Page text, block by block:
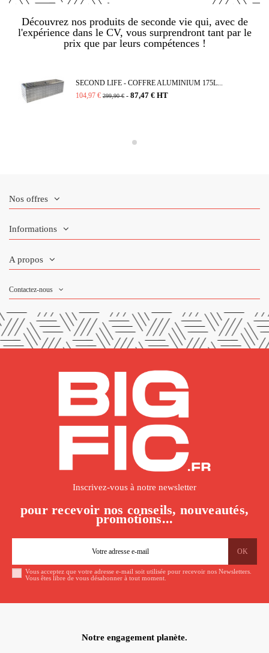
Découvrez nos produits de seconde vie qui, avec de
l'expérience dans le CV, vous surprendront tant par le
prix que par leurs compétences !
SECOND LIFE - COFFRE ALUMINIUM 175L...
104,97 € 299,90 € - 87,47 € HT
Nos offres
Informations
A propos
Contactez-nous
Inscrivez-vous à notre newsletter
pour recevoir nos conseils, nouveautés,
promotions...
Vous acceptez que votre adresse e-mail soit utilisée pour recevoir nos Newsletters.
Vous êtes libre de vous désabonner à tout moment.
Notre engagement planète.